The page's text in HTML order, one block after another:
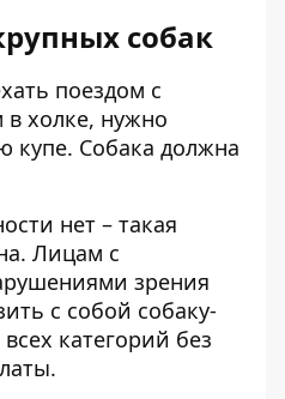
собак
поездом с
холке, нужно
купе. Собака должна
нет – такая
Лицам с
зрения
с собой собаку-
категорий без